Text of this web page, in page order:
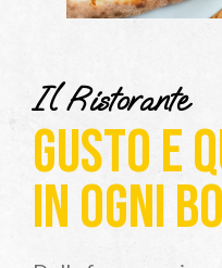
Il Ristorante
GUSTO E
IN OGNI